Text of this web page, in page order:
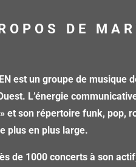
DE
est un groupe de musique
L’énergie
et son répertoire funk, pop,
plus en plus large.
de 1000 concerts à son